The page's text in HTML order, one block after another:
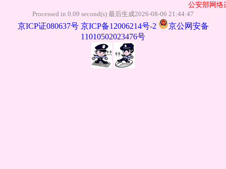
公安部网络
Processed in 0.09 second(s) 最后生成2026-08-06 21:44:47
京ICP证080637号 京ICP备12006214号-2
京公网安备
11010502023476号